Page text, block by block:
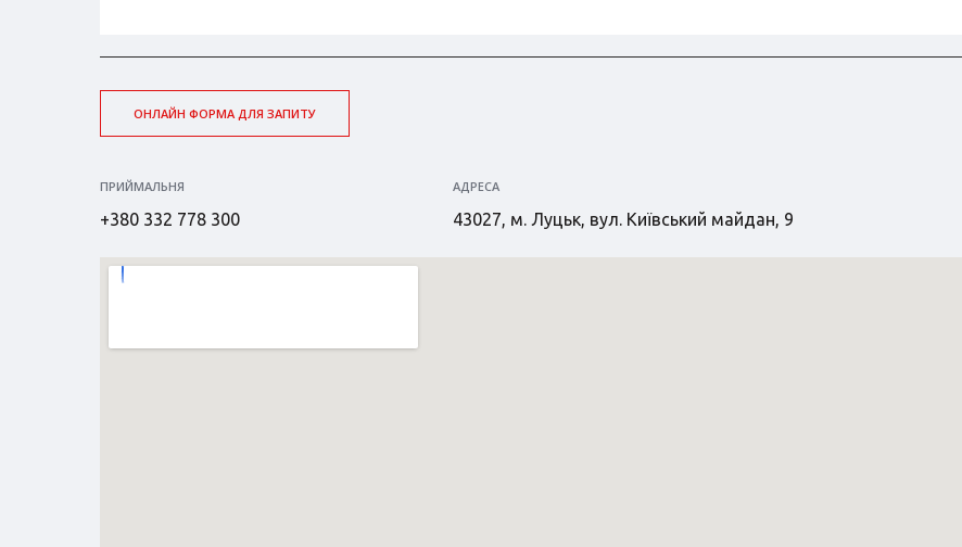
ОНЛАЙН ФОРМА ДЛЯ ЗАПИТУ
ПРИЙМАЛЬНЯ
+380 332 778 300
АДРЕСА
43027, м. Луцьк, вул. Київський майдан, 9